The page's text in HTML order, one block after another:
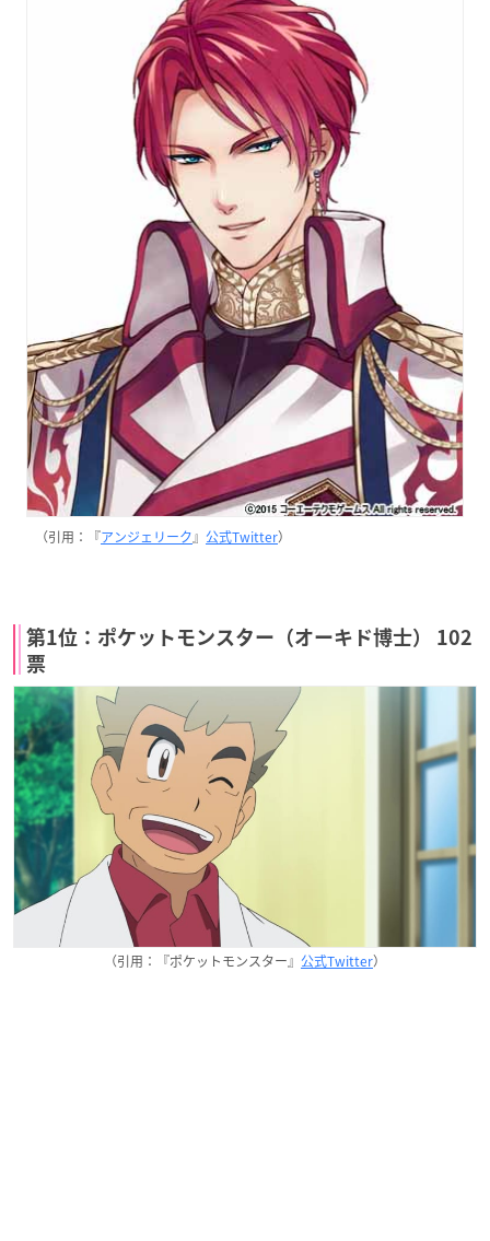
（引用：『アンジェリーク』 公式Twitter）
第1位：ポケットモンスター（オーキド博士） 102
票
（引用：『ポケットモンスター』 公式Twitter）